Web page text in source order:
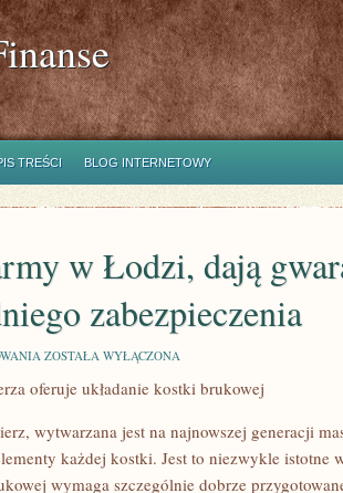
TREŚCI BLOG INTERNETOWY
w Łodzi, dają
zabezpieczenia
DOBRE
W
ŁODZI,
GWARANCJĘ
ODPOWIEDNIEGO
ZABEZPIECZENIA
ZOSTAŁA WYŁĄCZONA
oferuje układanie kostki brukowej
wytwarzana jest na najnowszej generacji
każdej kostki. Jest to niezwykle istotne
wymaga szczególnie dobrze